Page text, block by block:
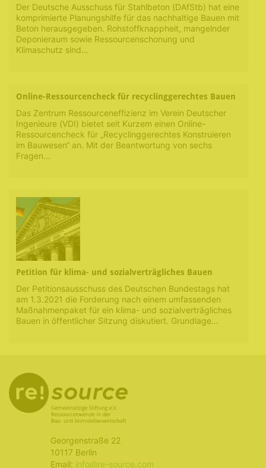
Der Deutsche Ausschuss für Stahlbeton (DAfStb) hat eine
komprimierte Planungshilfe für das nachhaltige Bauen mit
Beton herausgegeben. Rohstoffknappheit, mangelnder
Deponieraum sowie Ressourcenschonung und
Klimaschutz sind…
Online-Ressourcencheck für recyclinggerechtes Bauen
Das Zentrum Ressourceneffizienz im Verein Deutscher
Ingenieure (VDI) bietet seit Kurzem einen Online-
Ressourcencheck für „Recyclinggerechtes Konstruieren
im Bauwesen“ an. Mit der Beantwortung von sechs
Fragen…
Petition für klima- und sozialverträgliches Bauen
Der Petitionsausschuss des Deutschen Bundestags hat
am 1.3.2021 die Forderung nach einem umfassenden
Maßnahmenpaket für ein klima- und sozialverträgliches
Bauen in öffentlicher Sitzung diskutiert. Grundlage…
Georgenstraße 22
10117 Berlin
Email: info@re-source.com